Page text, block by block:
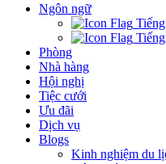
Ngôn ngữ
Phòng
Nhà hàng
Hội nghị
Tiệc cưới
Ưu đãi
Dịch vụ
Blogs
Kinh nghiệm du